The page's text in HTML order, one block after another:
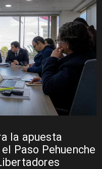
la apuesta
Paso Pehuenche